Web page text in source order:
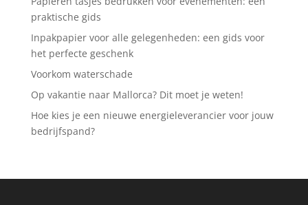
praktische gids
Inpakpapier voor alle gelegenheden: een gids voor
het perfecte geschenk
Voorkom waterschade
Op vakantie naar Mallorca? Dit moet je weten!
Hoe kies je een nieuwe energieleverancier voor jouw
bedrijfspand?